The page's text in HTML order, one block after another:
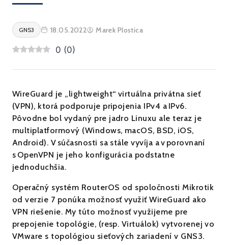
GNS3 18.05.2022 Marek Plostica
0 (0)
WireGuard je „lightweight“ virtuálna privátna sieť
(VPN), ktorá podporuje pripojenia IPv4 a IPv6.
Pôvodne bol vydaný pre jadro Linuxu ale teraz je
multiplatformový (Windows, macOS, BSD, iOS,
Android). V súčasnosti sa stále vyvíja a v porovnaní
s OpenVPN je jeho konfigurácia podstatne
jednoduchšia.
Operačný systém RouterOS od spoločnosti Mikrotik
od verzie 7 ponúka možnosť využiť WireGuard ako
VPN riešenie. My túto možnosť využijeme pre
prepojenie topológie, (resp. Virtuálok) vytvorenej vo
VMware s topológiou sieťových zariadení v GNS3.